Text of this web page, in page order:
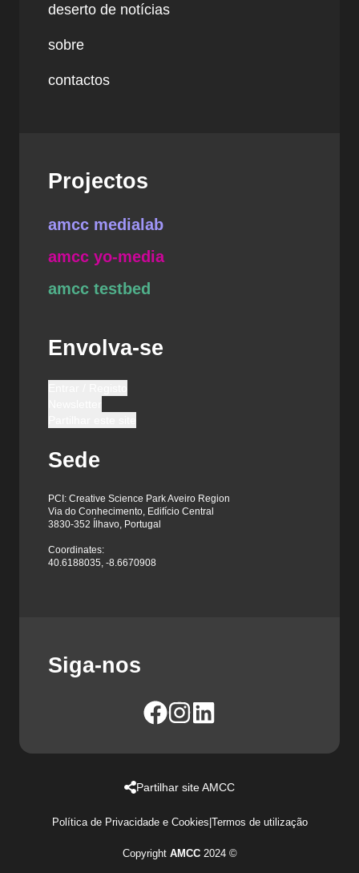
deserto de notícias
sobre
contactos
Projectos
amcc medialab
amcc yo-media
amcc testbed
Envolva-se
Sede
PCI: Creative Science Park Aveiro Region
Via do Conhecimento, Edifício Central
3830-352 Ílhavo, Portugal
Coordinates:
40.6188035, -8.6670908
Siga-nos
Partilhar site AMCC
Política de Privacidade e Cookies|Termos de utilização
Copyright AMCC2024 ©